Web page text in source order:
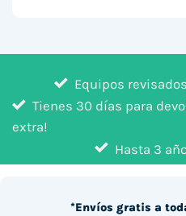
Equipos
Tienes 30 días para
extra!
Hasta 3
*Envíos gratis a